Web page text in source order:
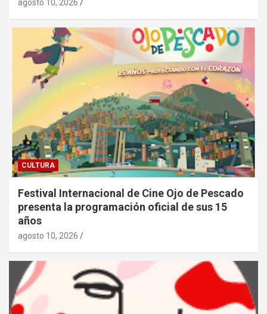
agosto 10, 2026
CULTURA
Festival Internacional de Cine Ojo de Pescado
presenta la programación oficial de sus 15
años
agosto 10, 2026